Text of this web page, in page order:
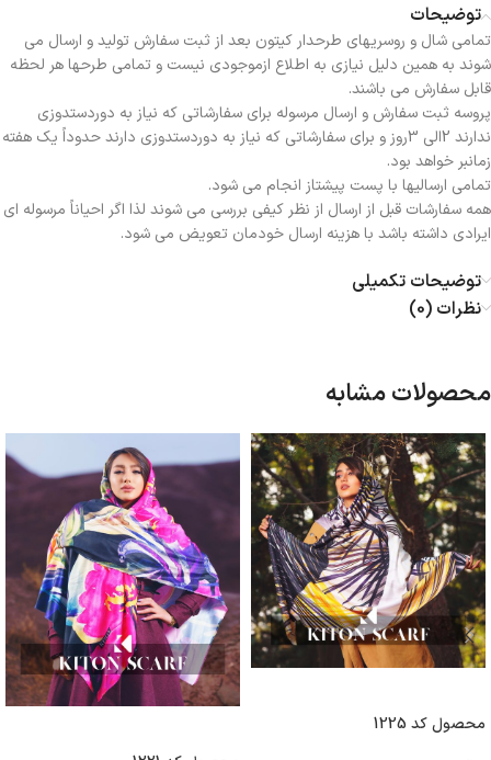
توضیحات
تمامی شال و روسریهای طرحدار کیتون بعد از ثبت سفارش تولید و ارسال می
شوند به همین دلیل نیازی به اطلاع ازموجودی نیست و تمامی طرحها هر لحظه
قابل سفارش می باشند.
پروسه ثبت سفارش و ارسال مرسوله برای سفارشاتی که نیاز به دوردستدوزی
ندارند 2الی 3روز و برای سفارشاتی که نیاز به دوردستدوزی دارند حدوداً یک هفته
زمانبر خواهد بود.
تمامی ارسالیها با پست پیشتاز انجام می شود.
همه سفارشات قبل از ارسال از نظر کیفی بررسی می شوند لذا اگر احیاناً مرسوله ای
ایرادی داشته باشد با هزینه ارسال خودمان تعویض می شود.
توضیحات تکمیلی
نظرات (0)
محصولات مشابه
محصول کد 1225